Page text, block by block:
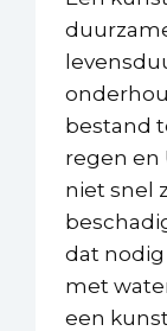
bestand
regen en
niet snel
dat nodig
met
een